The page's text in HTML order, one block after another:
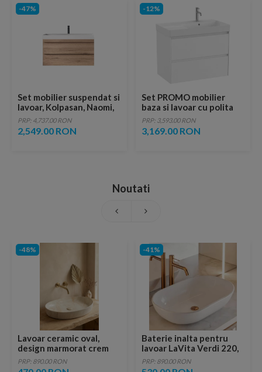
-47%
Set mobilier suspendat si
lavoar, Kolpasan, Naomi,
80 cm, natural wood
PRP: 4,737.00 RON
2,549.00 RON
-12%
Set PROMO mobilier
baza si lavoar cu polita
stanga Roca Ona Unik 2
sertare 80x46 cm alb mat
PRP: 3,593.00 RON
3,169.00 RON
Noutati
-48%
Lavoar ceramic oval,
design marmorat crem
lucios cu vene aurii,
ventil inclus
PRP: 890.00 RON
-41%
Baterie inalta pentru
lavoar LaVita Verdi 220,
fara ventil, brushed
copper
PRP: 890.00 RON